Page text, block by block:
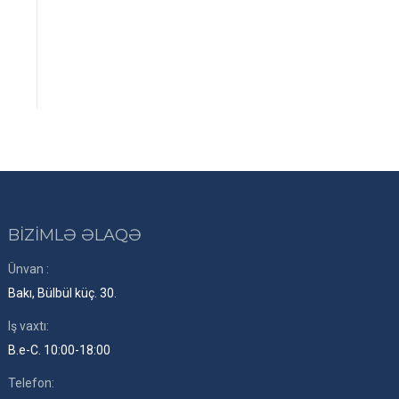
BİZİMLƏ ƏLAQƏ
Ünvan :
Bakı, Bülbül küç. 30.
Iş vaxtı:
B.e-C. 10:00-18:00
Telefon: